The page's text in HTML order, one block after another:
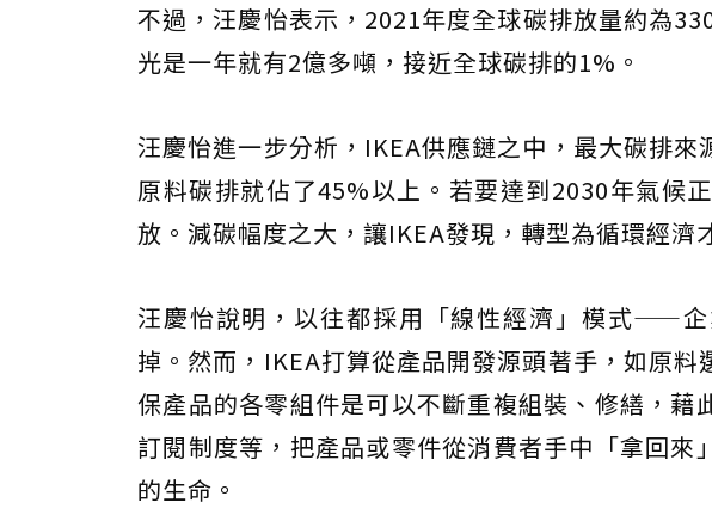
不過，汪慶怡表示，2021年度全球碳排放量約為
光是一年就有2億多噸，接近全球碳排的1%。
汪慶怡進一步分析，IKEA供應鏈之中，最大碳排來
原料碳排就佔了45%以上。若要達到2030年氣候
放。減碳幅度之大，讓IKEA發現，轉型為循環經濟
汪慶怡說明，以往都採用「線性經濟」模式——
掉。然而，IKEA打算從產品開發源頭著手，如原
保產品的各零組件是可以不斷重複組裝、修繕，藉
訂閱制度等，把產品或零件從消費者手中「拿回
的生命。